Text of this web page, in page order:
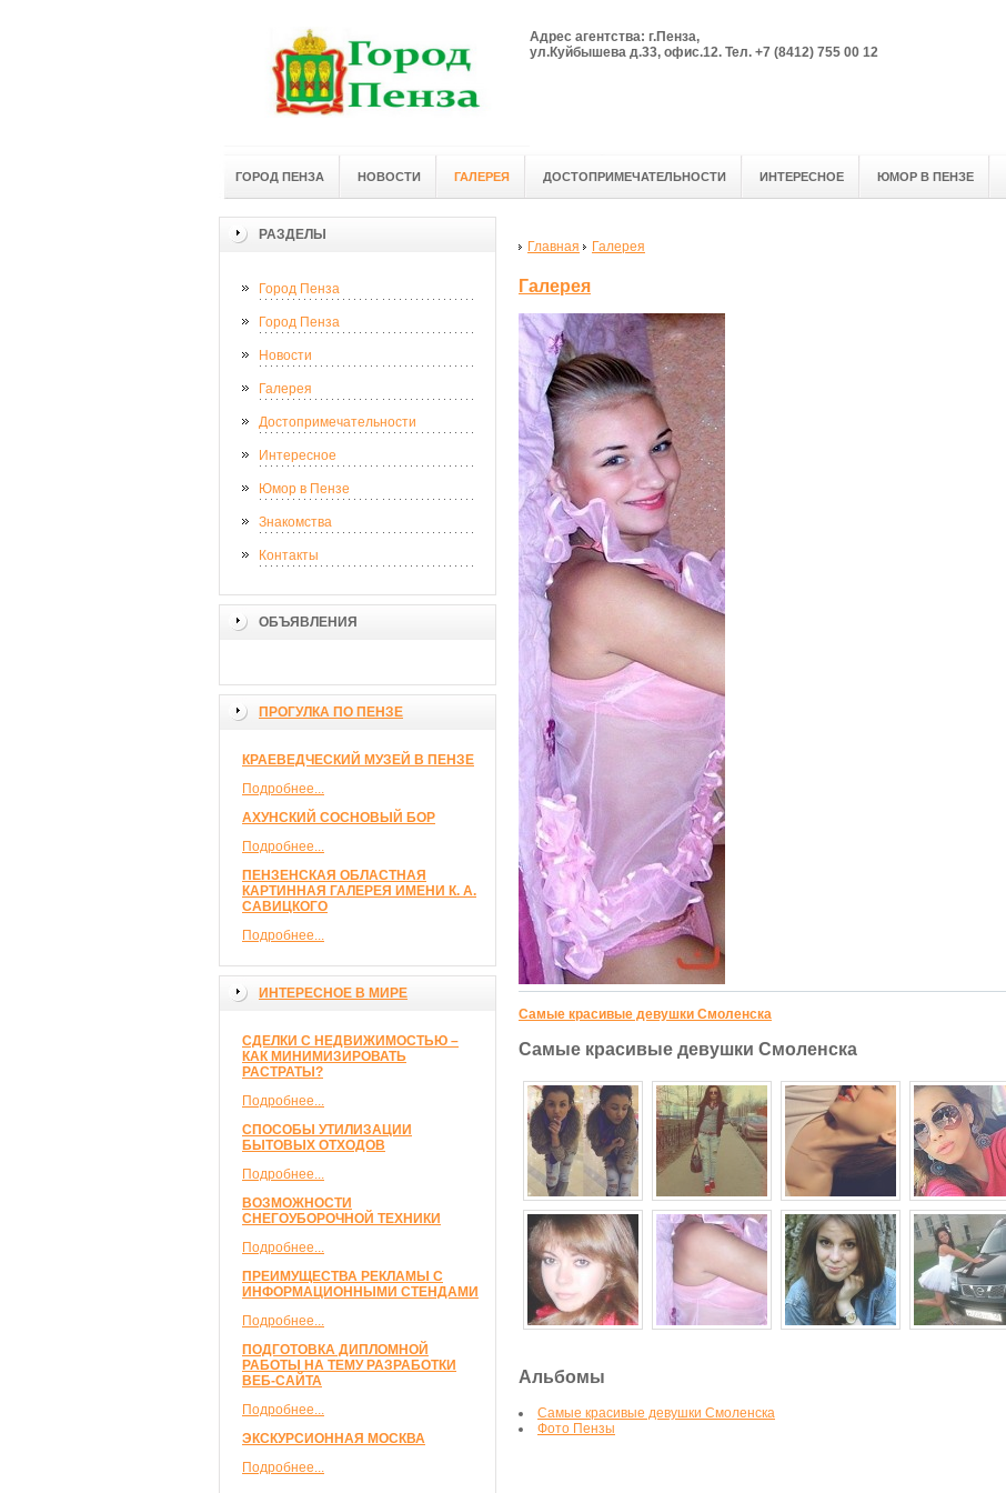
Адрес агентства: г.Пенза,
ул.Куйбышева д.33, офис.12. Тел. +7 (8412) 755 00 12
ГОРОД ПЕНЗА НОВОСТИ ГАЛЕРЕЯ ДОСТОПРИМЕЧАТЕЛЬНОСТИ ИНТЕРЕСНОЕ ЮМОР В ПЕНЗЕ
РАЗДЕЛЫ
Город Пенза
Город Пенза
Новости
Галерея
Достопримечательности
Интересное
Юмор в Пензе
Знакомства
Контакты
ОБЪЯВЛЕНИЯ
ПРОГУЛКА ПО ПЕНЗЕ
КРАЕВЕДЧЕСКИЙ МУЗЕЙ В ПЕНЗЕ
Подробнее...
АХУНСКИЙ СОСНОВЫЙ БОР
Подробнее...
ПЕНЗЕНСКАЯ ОБЛАСТНАЯ
КАРТИННАЯ ГАЛЕРЕЯ ИМЕНИ К. А.
САВИЦКОГО
Подробнее...
ИНТЕРЕСНОЕ В МИРЕ
СДЕЛКИ С НЕДВИЖИМОСТЬЮ –
КАК МИНИМИЗИРОВАТЬ
РАСТРАТЫ?
Подробнее...
СПОСОБЫ УТИЛИЗАЦИИ
БЫТОВЫХ ОТХОДОВ
Подробнее...
ВОЗМОЖНОСТИ
СНЕГОУБОРОЧНОЙ ТЕХНИКИ
Подробнее...
ПРЕИМУЩЕСТВА РЕКЛАМЫ С
ИНФОРМАЦИОННЫМИ СТЕНДАМИ
Подробнее...
ПОДГОТОВКА ДИПЛОМНОЙ
РАБОТЫ НА ТЕМУ РАЗРАБОТКИ
ВЕБ-САЙТА
Подробнее...
ЭКСКУРСИОННАЯ МОСКВА
Подробнее...
Главная Галерея
Галерея
Самые красивые девушки Смоленска
Самые красивые девушки Смоленска
Альбомы
Самые красивые девушки Смоленска
Фото Пензы